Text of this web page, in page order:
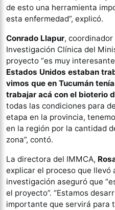
de esto una herramienta
esta enfermedad”, explicó.
Conrado Llapur,
Investigación Clínica del
proyecto “es muy
Estados Unidos estaban
vimos que en Tucumán
trabajar acá con el bioterio
todas las condiciones para
etapa en la provincia,
en la región por la cantidad
zona”, contó.
La directora del IMMCA,
explicar el proceso que llevó
investigación aseguró que
el proyecto”. “Estamos
importante que servirá para